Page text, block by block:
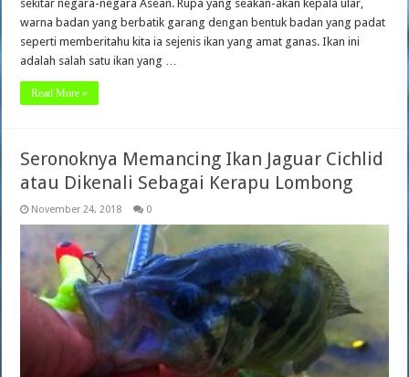
sekitar negara-negara Asean. Rupa yang seakan-akan kepala ular,
warna badan yang berbatik garang dengan bentuk badan yang padat
seperti memberitahu kita ia sejenis ikan yang amat ganas. Ikan ini
adalah salah satu ikan yang …
Read More »
Seronoknya Memancing Ikan Jaguar Cichlid
atau Dikenali Sebagai Kerapu Lombong
November 24, 2018 0